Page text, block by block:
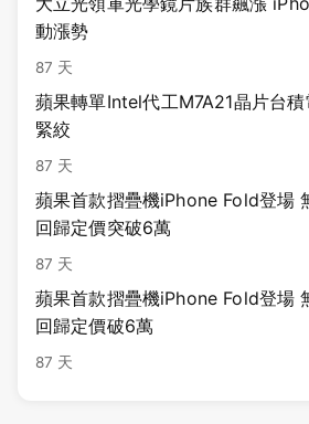
動漲勢
87 天
蘋果轉單Intel代工M7A21晶片台
緊絞
87 天
蘋果首款摺疊機iPhone Fold登場
回歸定價突破6萬
87 天
蘋果首款摺疊機iPhone Fold登場
回歸定價破6萬
87 天